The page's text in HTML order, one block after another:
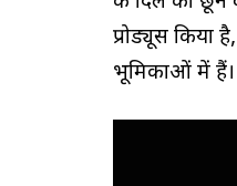
प्रोड्यूस किया
भूमिकाओं में हैं।